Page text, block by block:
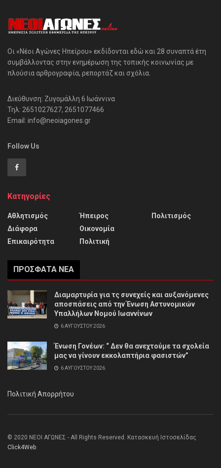
Οι «Νέοι Αγώνες Ηπείρου» εκδίδονται εδώ και 28 συναπτά έτη
συμβάλλοντας στην ενημέρωση της τοπικής κοινωνίας με
πλούσια αρθρογραφία, ρεπορτάζ και σχόλια.
Διεύθυνση: Ζυγομάλλη 6 Ιωάννινα
Τηλ: 2651027627, 2651077466
Email: info@neoiagones.gr
Follow Us
Κατηγορίες
Αθλητισμός
Διάφορα
Επικαιρότητα
Ήπειρος
Οικονομία
Πολιτική
Πολιτισμός
ΠΡΌΣΦΑΤΑ ΝΈΑ
Διαμαρτυρία για τς συνεχείς και αυξανόμενες
αποσπάσεις από την Ένωση Αστυνομικών
Υπαλλήλων Νομού Ιωαννίνων
6 ΑΥΓΟΎΣΤΟΥ 2026
Ένωση Γονέων: “ Δεν θα ανεχτούμε τα σχολεία
μας να γίνουν εκκολαπτήρια φασιστών”
6 ΑΥΓΟΎΣΤΟΥ 2026
Πολιτική Απορρήτου
© 2020 ΝΕΟΙ ΑΓΩΝΕΣ - All Rights Reserved. Κατασκευή Ιστοσελίδας
Click4Web